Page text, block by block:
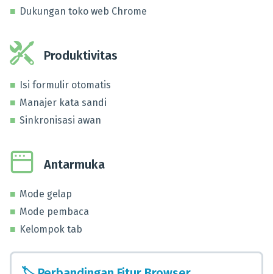
Dukungan toko web Chrome
Produktivitas
Isi formulir otomatis
Manajer kata sandi
Sinkronisasi awan
Antarmuka
Mode gelap
Mode pembaca
Kelompok tab